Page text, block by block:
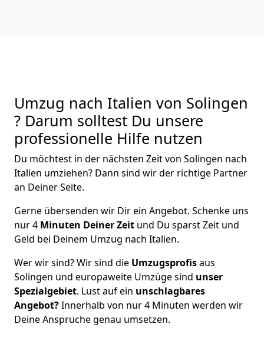
Umzug nach Italien von Solingen
? Darum solltest Du unsere
professionelle Hilfe nutzen
Du möchtest in der nächsten Zeit von Solingen nach
Italien umziehen? Dann sind wir der richtige Partner
an Deiner Seite.
Gerne übersenden wir Dir ein Angebot. Schenke uns
nur4 Minuten Deiner Zeit und Du sparst Zeit und
Geld bei Deinem Umzug nach Italien.
Wer wir sind? Wir sind die Umzugsprofisaus
Solingen und europaweite Umzüge sind unser
Spezialgebiet. Lust auf ein unschlagbares
Angebot?Innerhalb von nur4 Minuten werden wir
Deine Ansprüche genau umsetzen.